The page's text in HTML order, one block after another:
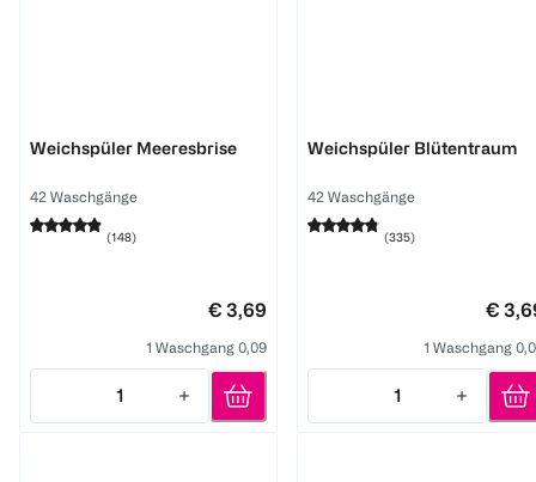
Weichspüler Meeresbrise
42 Waschgänge
(148)
€ 3,69
1 Waschgang 0,09
1
Quantity: 1
Weichspüler Blütentraum
42 Waschgänge
(335)
€
1 Waschgang
1
Quantity: 1